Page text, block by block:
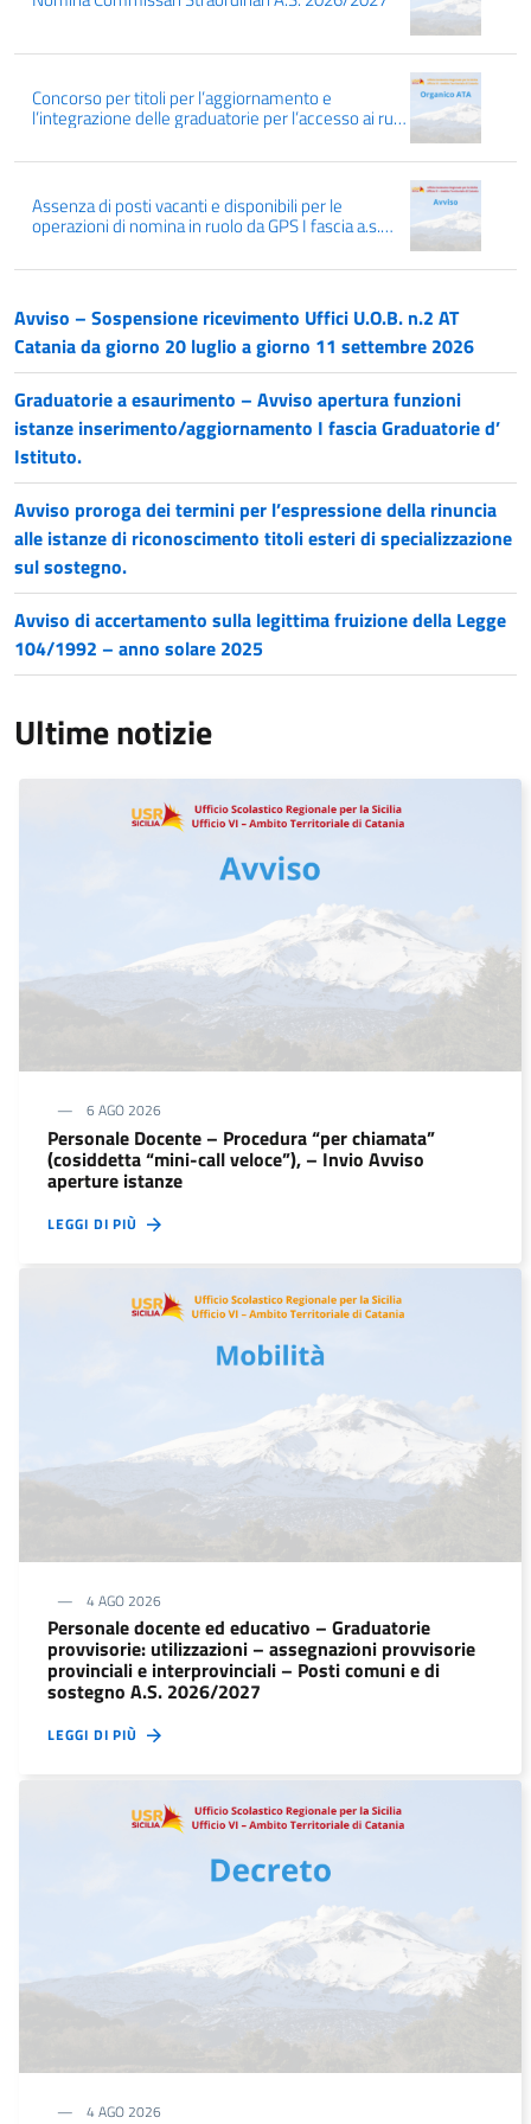
Concorso per titoli per l’aggiornamento e
l’integrazione delle graduatorie per l’accesso ai ruoli
B del personale ATA “24 mesi” per l’a.s. 2026/2027
Regionale per la Sicilia
Assenza di posti vacanti e disponibili per le
operazioni di nomina in ruolo da GPS I fascia a.s.
Avviso – Sospensione ricevimento Uffici U.O.B. n.2 AT
Catania da giorno 20 luglio a giorno 11 settembre 2026
Graduatorie a esaurimento – Avviso apertura funzioni
istanze inserimento/aggiornamento I fascia Graduatorie d’
Istituto.
Avviso proroga dei termini per l’espressione della rinuncia
alle istanze di riconoscimento titoli esteri di specializzazione
sul sostegno.
Avviso di accertamento sulla legittima fruizione della Legge
104/1992 – anno solare 2025
Ultime notizie
6 AGO 2026
Personale Docente – Procedura “per chiamata”
(cosiddetta “mini-call veloce”), – Invio Avviso
aperture istanze
LEGGI DI PIÙ
4 AGO 2026
Personale docente ed educativo – Graduatorie
provvisorie: utilizzazioni – assegnazioni provvisorie
provinciali e interprovinciali – Posti comuni e di
sostegno A.S. 2026/2027
LEGGI DI PIÙ
4 AGO 2026